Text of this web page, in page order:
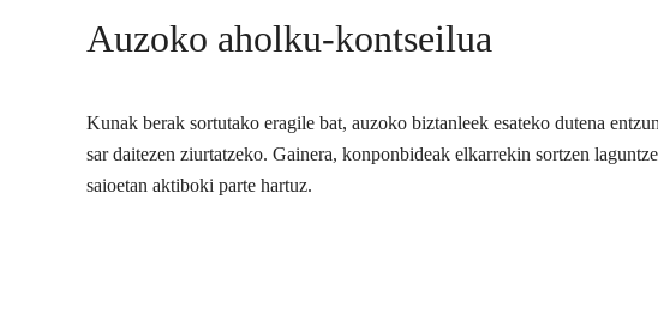
Auzoko aholku-kontseilua
Kunak berak sortutako eragile bat, auzoko biztanleek esateko dutena
sar daitezen ziurtatzeko. Gainera, konponbideak elkarrekin sortzen
saioetan aktiboki parte hartuz.